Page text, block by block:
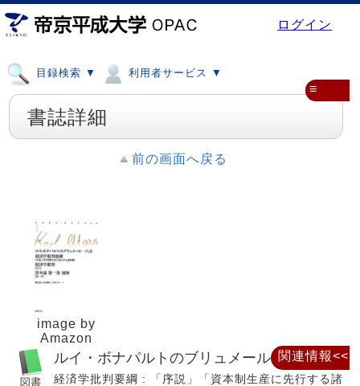
ログイン
目録検索 ▼ 利用者サービス ▼
≡
書誌詳細
前の画面へ戻る
image by
Amazon
ルイ・ボナパルトのブリュメール一八日
経済学批判要綱 : 「序説」「資本制生産に先行する諸
関連情報<<